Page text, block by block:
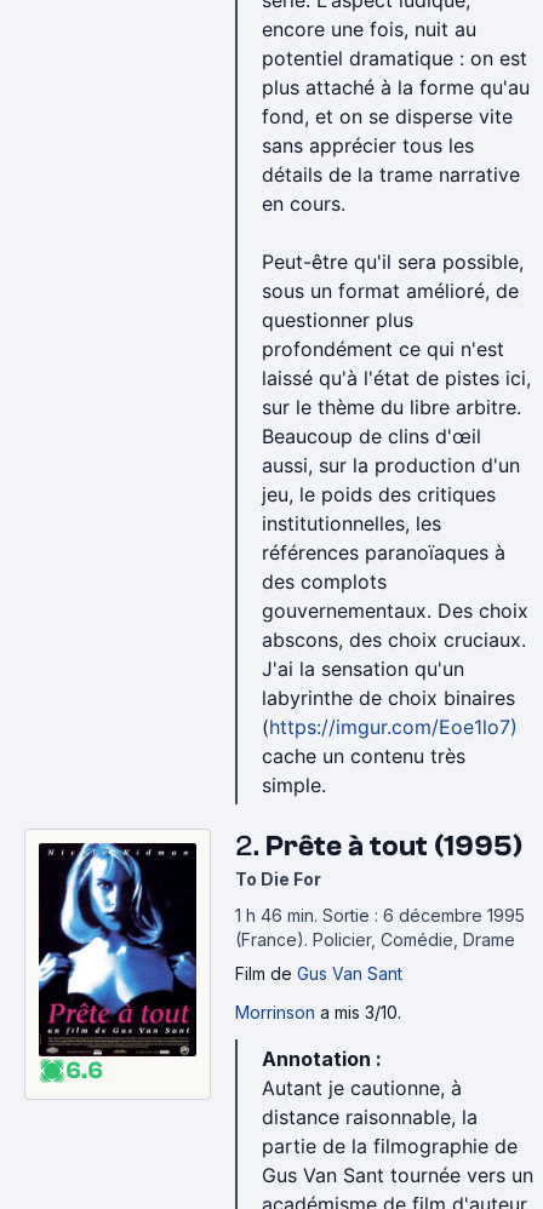
encore une fois, nuit au
potentiel dramatique : on est
plus attaché à la forme qu'au
fond, et on se disperse vite
sans apprécier tous les
détails de la trame narrative
en cours.
Peut-être qu'il sera possible,
sous un format amélioré, de
questionner plus
profondément ce qui n'est
laissé qu'à l'état de pistes ici,
sur le thème du libre arbitre.
Beaucoup de clins d'œil
aussi, sur la production d'un
jeu, le poids des critiques
institutionnelles, les
références paranoïaques à
des complots
gouvernementaux. Des choix
abscons, des choix cruciaux.
J'ai la sensation qu'un
labyrinthe de choix binaires
(https://imgur.com/Eoe1lo7)
cache un contenu très
simple.
6.6
2. Prête à tout (1995)
To Die For
1 h 46 min. Sortie : 6 décembre 1995
(France). Policier, Comédie, Drame
Film de Gus Van Sant
Morrinson a mis 3/10.
Annotation :
Autant je cautionne, à
distance raisonnable, la
partie de la filmographie de
Gus Van Sant tournée vers un
académisme de film d'auteur